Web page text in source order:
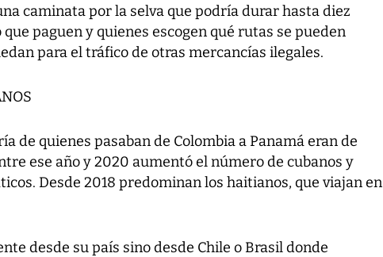
caminata por la selva que podría durar hasta diez
paguen y quienes escogen qué rutas se pueden
para el tráfico de otras mercancías ilegales.
de quienes pasaban de Colombia a Panamá eran de
ese año y 2020 aumentó el número de cubanos y
Desde 2018 predominan los haitianos, que viajan en
desde su país sino desde Chile o Brasil donde